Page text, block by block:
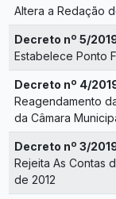
Altera a Redação
Decreto nº 5/
Estabelece Ponto
Decreto nº 4/
Reagendamento
da Câmara
Decreto nº 3/
Rejeita As Contas
de 2012